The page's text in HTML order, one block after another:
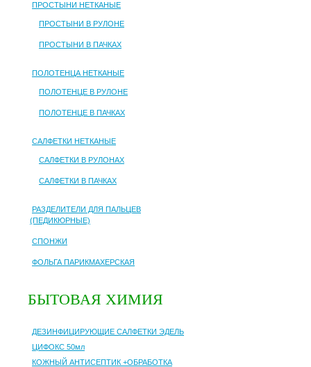
ПРОСТЫНИ НЕТКАНЫЕ
ПРОСТЫНИ В РУЛОНЕ
ПРОСТЫНИ В ПАЧКАХ
ПОЛОТЕНЦА НЕТКАНЫЕ
ПОЛОТЕНЦЕ В РУЛОНЕ
ПОЛОТЕНЦЕ В ПАЧКАХ
САЛФЕТКИ НЕТКАНЫЕ
САЛФЕТКИ В РУЛОНАХ
САЛФЕТКИ В ПАЧКАХ
РАЗДЕЛИТЕЛИ ДЛЯ ПАЛЬЦЕВ
(ПЕДИКЮРНЫЕ)
СПОНЖИ
ФОЛЬГА ПАРИКМАХЕРСКАЯ
БЫТОВАЯ ХИМИЯ
ДЕЗИНФИЦИРУЮЩИЕ САЛФЕТКИ ЭДЕЛЬ
ЦИФОКС 50мл
КОЖНЫЙ АНТИСЕПТИК +ОБРАБОТКА